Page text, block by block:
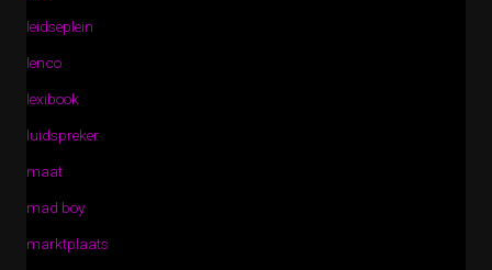
leidseplein
lenco
lexibook
luidspreker
maat
mad boy
marktplaats